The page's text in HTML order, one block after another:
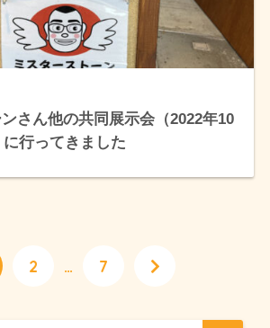
さん他の共同展示会（2022年10
行ってきました
2 … 7